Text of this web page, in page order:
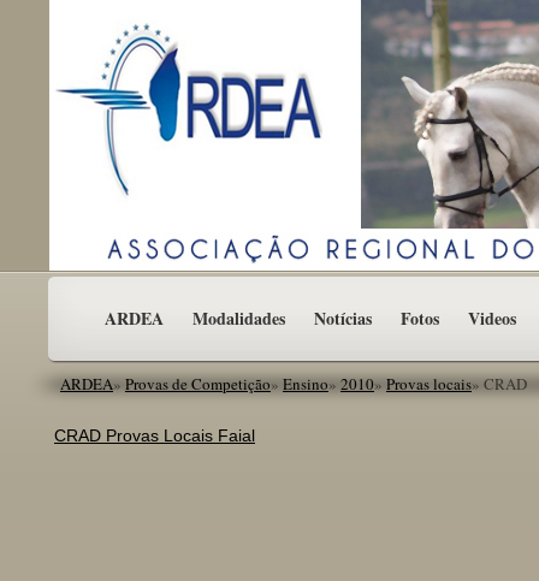
ARDEA Modalidades Notícias Fotos Videos
ARDEA»Provas de Competição»Ensino»2010»Provas locais»CRAD
CRAD Provas Locais Faial